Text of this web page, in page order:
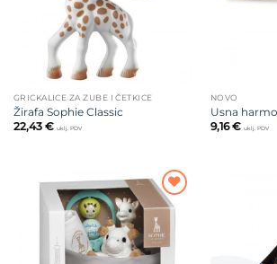
GRICKALICE ZA ZUBE I ČETKICE
Žirafa Sophie Classic
22,43 € uklj. PDV
NOVO
Usna
9,16€ uklj. PDV
Dodajte
na listu
želja